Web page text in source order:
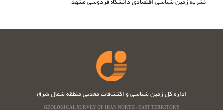
نشریه زمین شناسی اقتصادی دانشگاه فردوسی مشهد
اداره کل زمین شناسی و اکتشافات معدنی منطقه شمال شرق
GEOLOGICAL SURVEY OF IRAN NORTH - EAST TERRITORY